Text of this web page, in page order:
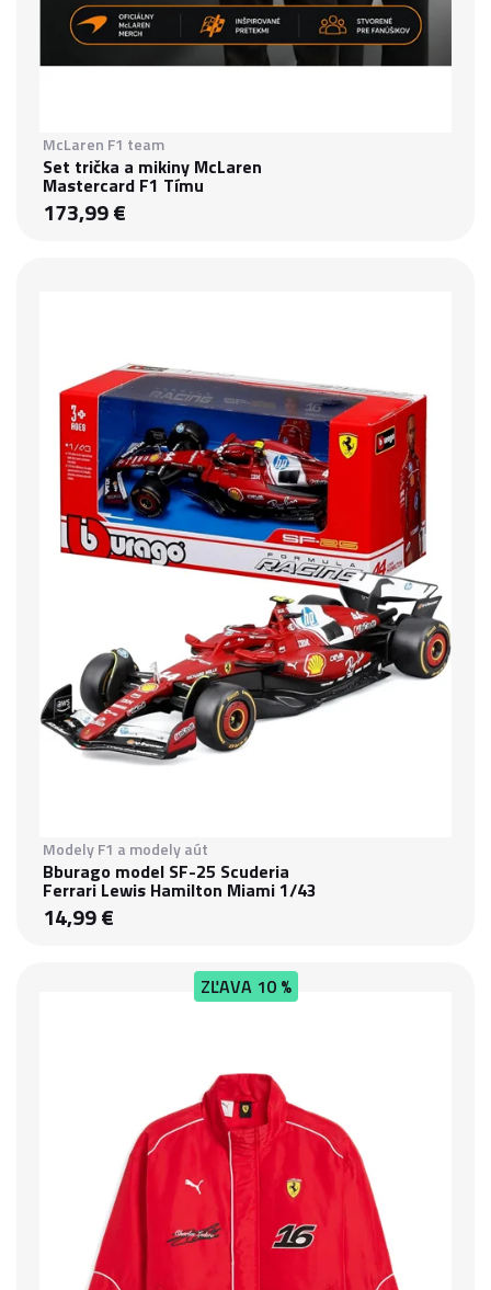
McLaren F1 team
Set trička a mikiny McLaren
Mastercard F1 Tímu
173,99 €
Modely F1 a modely aút
Bburago model SF-25 Scuderia
Ferrari Lewis Hamilton Miami 1/43
14,99 €
ZĽAVA10 %